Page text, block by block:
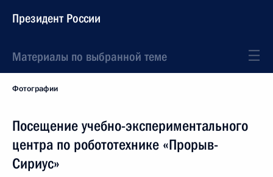
Президент России
Материалы по выбранной теме
Фотографии
Посещение учебно-экспериментального
центра по робототехнике «Прорыв-
Сириус»